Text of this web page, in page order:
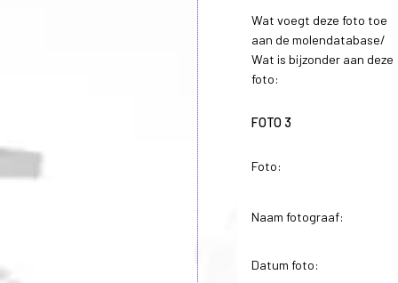
Wat voegt deze foto toe
aan de molendatabase/
Wat is bijzonder aan deze
foto:
FOTO 3
Foto:
Naam fotograaf:
Datum foto: